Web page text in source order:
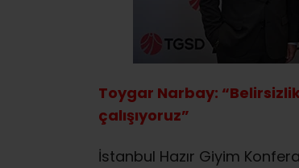
Toygar Narbay:
çalışıyoruz”
İstanbul Hazır Giyim